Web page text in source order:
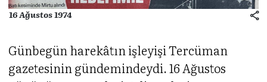
16 Ağustos 1974
Günbegün harekâtın işleyişi Tercüman
gazetesinin gündemindeydi. 16 Ağustos